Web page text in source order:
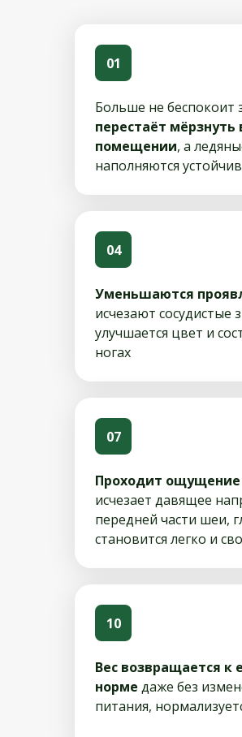
Больше не беспокоит
перестаёт мёрзнуть
помещении, а
наполняются
01
Уменьшаются
исчезают сосудистые
улучшается цвет и
ногах
04
Проходит ощущение
исчезает давящее
передней части шеи,
становится легко и
07
Вес возвращается к
норме даже без
питания,
10